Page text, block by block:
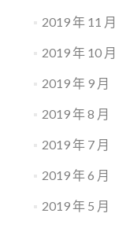
2019 年 11 月
2019 年 10 月
2019 年 9 月
2019 年 8 月
2019 年 7 月
2019 年 6 月
2019 年 5 月